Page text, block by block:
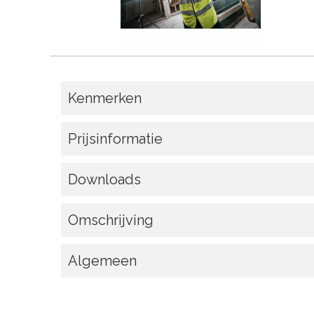
Kenmerken
Prijsinformatie
Downloads
Omschrijving
Algemeen